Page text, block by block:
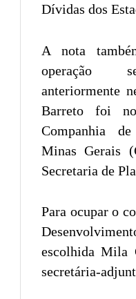
Dívidas dos
A nota
operação
anteriormente
Barreto foi
Companhia
Minas Gerais
Secretaria de
Para ocupar o
escolhida Mila
secretária-